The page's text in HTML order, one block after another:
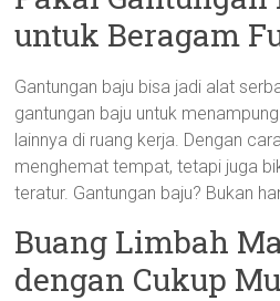
untuk Beragam
Gantungan baju bisa jadi alat
gantungan baju untuk
lainnya di ruang kerja. Dengan
menghemat tempat, tetapi juga
teratur. Gantungan baju? Bukan
Buang Limbah
dengan Cukup